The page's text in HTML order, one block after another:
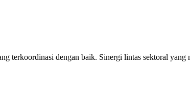
terkoordinasi dengan baik. Sinergi lintas sektoral yang